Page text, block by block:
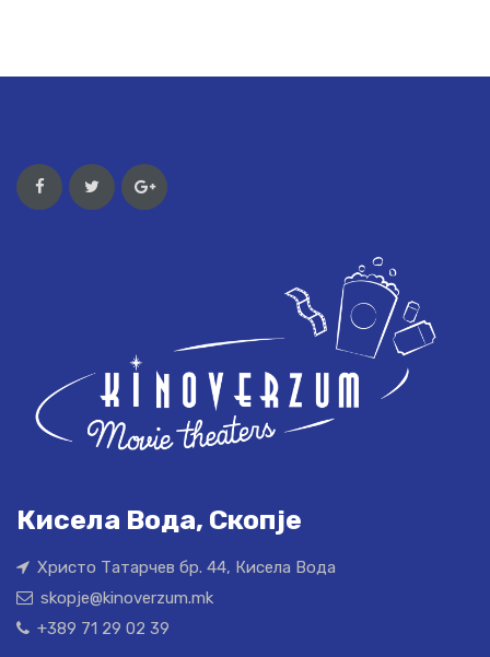
Кисела Вода, Скопје
Христо Татарчев бр. 44, Кисела Вода
skopje@kinoverzum.mk
+389 71 29 02 39